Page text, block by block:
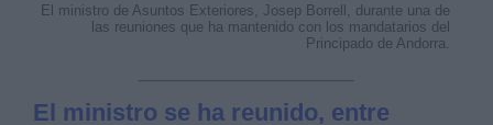
El ministro de Asuntos Exteriores, Josep Borrell, durante una de
las reuniones que ha mantenido con los mandatarios del
Principado de Andorra.
​El ministro se ha reunido, entre